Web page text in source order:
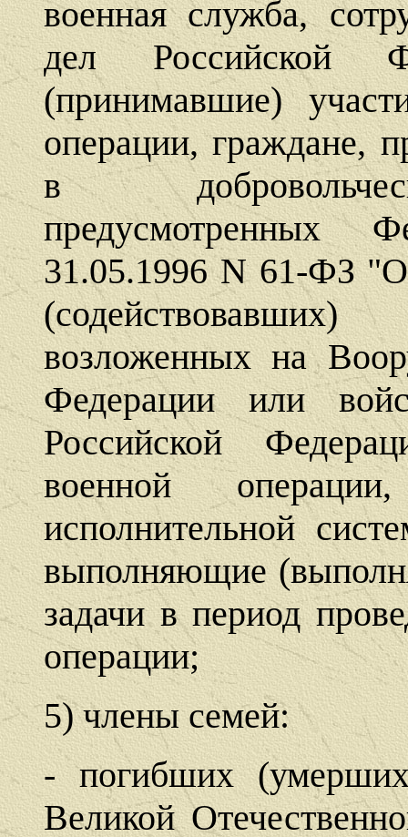
военная служба,
дел Российской
(принимавшие)
операции, граждане,
в
предусмотренных
31.05.1996 N 61-ФЗ
возложенных на
Федерации или
Российской
военной
исполнительной
выполняющие
задачи в период
операции;
5) члены семей:
- погибших
Великой